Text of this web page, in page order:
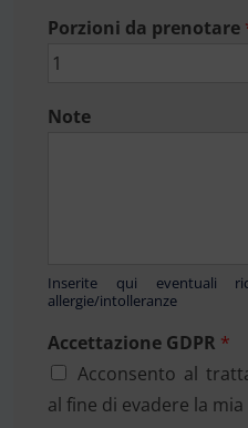
Porzioni da prenotare
Note
Inserite qui eventuali
allergie/intolleranze
Accettazione GDPR *
Acconsento al
al fine di evadere la